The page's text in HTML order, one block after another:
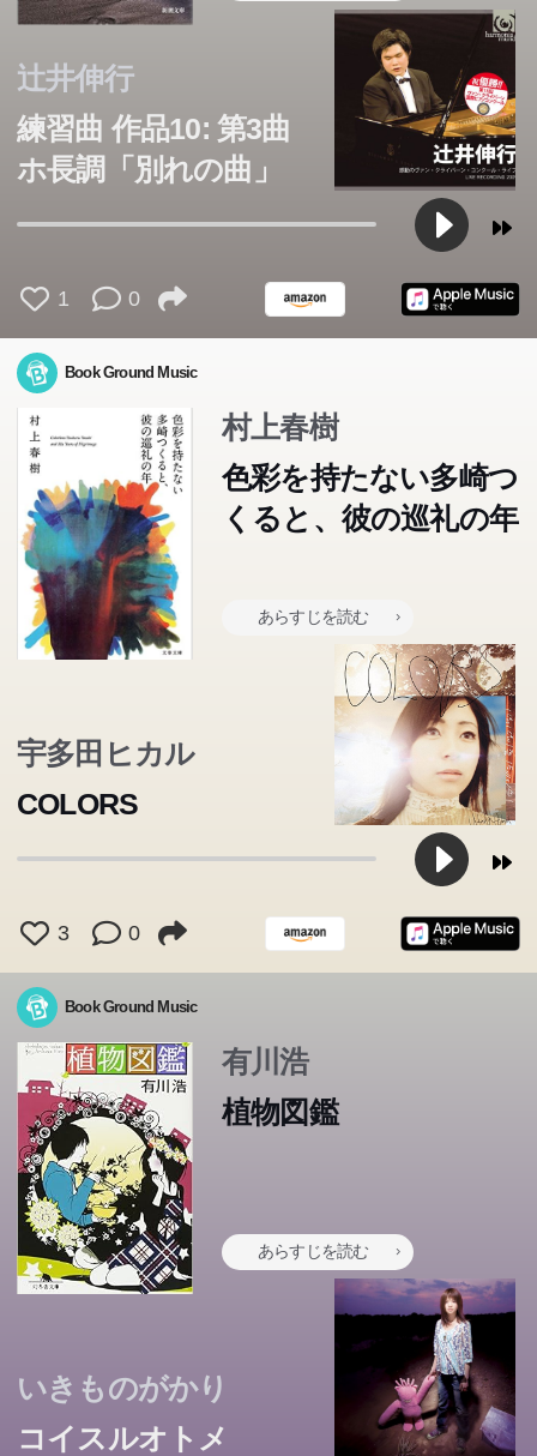
辻井伸行
練習曲 作品10: 第3曲
ホ長調「別れの曲」
1 0
Book Ground Music
村上春樹
色彩を持たない多崎つ
くると、彼の巡礼の年
あらすじを読む
宇多田ヒカル
COLORS
3 0
Book Ground Music
有川浩
植物図鑑
あらすじを読む
いきものがかり
コイスルオトメ